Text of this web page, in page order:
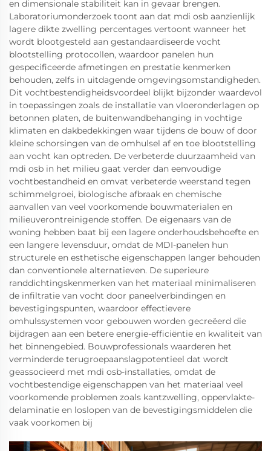
en dimensionale stabiliteit kan in gevaar brengen.
Laboratoriumonderzoek toont aan dat mdi osb aanzienlijk
lagere dikte zwelling percentages vertoont wanneer het
wordt blootgesteld aan gestandaardiseerde vocht
blootstelling protocollen, waardoor panelen hun
gespecificeerde afmetingen en prestatie kenmerken
behouden, zelfs in uitdagende omgevingsomstandigheden.
Dit vochtbestendigheidsvoordeel blijkt bijzonder waardevol
in toepassingen zoals de installatie van vloeronderlagen op
betonnen platen, de buitenwandbehanging in vochtige
klimaten en dakbedekkingen waar tijdens de bouw of door
kleine schorsingen van de omhulsel af en toe blootstelling
aan vocht kan optreden. De verbeterde duurzaamheid van
mdi osb in het milieu gaat verder dan eenvoudige
vochtbestandheid en omvat verbeterde weerstand tegen
schimmelgroei, biologische afbraak en chemische
aanvallen van veel voorkomende bouwmaterialen en
milieuverontreinigende stoffen. De eigenaars van de
woning hebben baat bij een lagere onderhoudsbehoefte en
een langere levensduur, omdat de MDI-panelen hun
structurele en esthetische eigenschappen langer behouden
dan conventionele alternatieven. De superieure
randdichtingskenmerken van het materiaal minimaliseren
de infiltratie van vocht door paneelverbindingen en
bevestigingspunten, waardoor effectievere
omhulssystemen voor gebouwen worden gecreëerd die
bijdragen aan een betere energie-efficiëntie en kwaliteit van
het binnengebied. Bouwprofessionals waarderen het
verminderde terugroepaanslagpotentieel dat wordt
geassocieerd met mdi osb-installaties, omdat de
vochtbestendige eigenschappen van het materiaal veel
voorkomende problemen zoals kantzwelling, oppervlakte-
delaminatie en loslopen van de bevestigingsmiddelen die
vaak voorkomen bij